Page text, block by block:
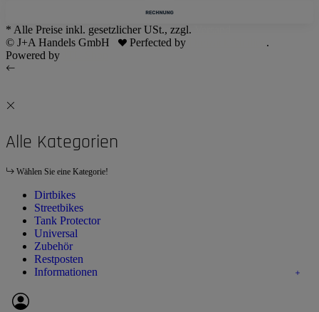
* Alle Preise inkl. gesetzlicher USt., zzgl.
© J+A Handels GmbH
Perfected by
.
Powered by
Alle Kategorien
Wählen Sie eine Kategorie!
Dirtbikes
Streetbikes
Tank Protector
Universal
Zubehör
Restposten
Informationen